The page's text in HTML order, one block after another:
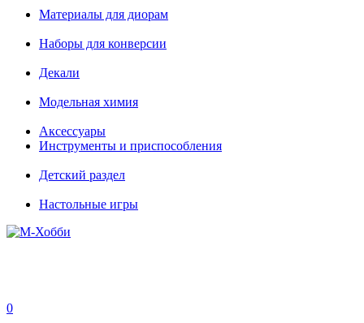
Материалы для диорам
Наборы для конверсии
Декали
Модельная химия
Аксессуары
Инструменты и приспособления
Детский раздел
Настольные игры
0